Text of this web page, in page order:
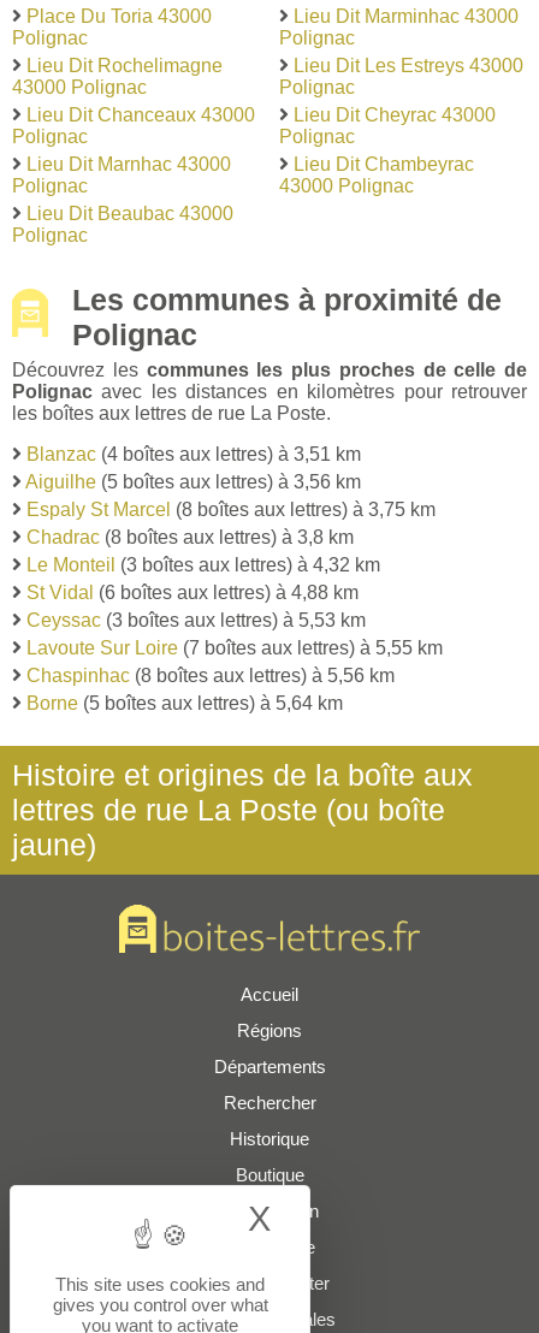
Place Du Toria 43000
Polignac
Lieu Dit Rochelimagne
43000 Polignac
Lieu Dit Chanceaux 43000
Polignac
Lieu Dit Marnhac 43000
Polignac
Lieu Dit Beaubac 43000
Polignac
Lieu Dit Marminhac 43000
Polignac
Lieu Dit Les Estreys 43000
Polignac
Lieu Dit Cheyrac 43000
Polignac
Lieu Dit Chambeyrac
43000 Polignac
Les communes à proximité de
Polignac
Découvrez les communes les plus proches de celle de
Polignac avec les distances en kilomètres pour retrouver
les boîtes aux lettres de rue La Poste.
Blanzac (4 boîtes aux lettres) à 3,51 km
Aiguilhe (5 boîtes aux lettres) à 3,56 km
Espaly St Marcel (8 boîtes aux lettres) à 3,75 km
Chadrac (8 boîtes aux lettres) à 3,8 km
Le Monteil (3 boîtes aux lettres) à 4,32 km
St Vidal (6 boîtes aux lettres) à 4,88 km
Ceyssac (3 boîtes aux lettres) à 5,53 km
Lavoute Sur Loire (7 boîtes aux lettres) à 5,55 km
Chaspinhac (8 boîtes aux lettres) à 5,56 km
Borne (5 boîtes aux lettres) à 5,64 km
Histoire et origines de la boîte aux
lettres de rue La Poste (ou boîte
jaune)
Accueil
Régions
Départements
Rechercher
Historique
Boutique
Présentation
Plan du site
Nous contacter
Mentions légales
This site uses cookies and
gives you control over what
you want to activate
X Hide cookie